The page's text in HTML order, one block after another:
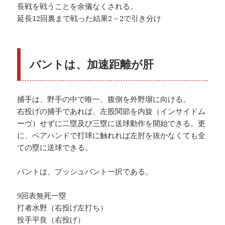
長戦を戦うことを余儀なくされる。
延長12回裏まで戦った結果2－2で引き分け
バントは、加速距離が肝
捕手は、野手の中で唯一、腹側を外野塀に向ける。
右投げの捕手であれば、左股関節を内旋（インサイドム
ーヴ）せずに二塁及び三塁に送球動作を開始できる。更
に、ベアハンドで打球に触れれば左肘を抜かなくても全
ての塁に送球できる。
バントは、プッシュバント一択である。
9回表無死一塁
打者水野（右投げ左打ち）
投手平良（右投げ）